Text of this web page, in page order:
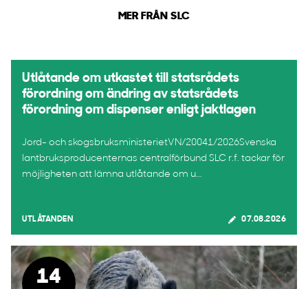
MER FRÅN SLC
Utlåtande om utkastet till statsrådets
förordning om ändring av statsrådets
förordning om dispenser enligt jaktlagen
Jord- och skogsbruksministerietVN/20041/2026Svenska
lantbruksproducenternas centralförbund SLC r.f. tackar för
möjligheten att lämna utlåtande om u...
UTLÅTANDEN 07.08.2026
14